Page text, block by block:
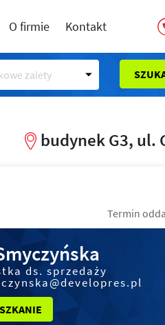
O firmie Kontakt
zalety
budynek G3, ul.
Termin
ds. sprzedaży